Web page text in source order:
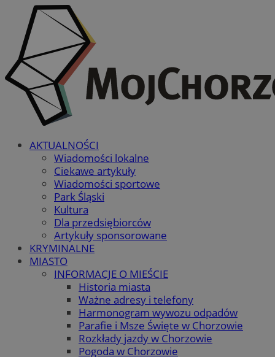
AKTUALNOŚCI
Wiadomości lokalne
Ciekawe artykuły
Wiadomości sportowe
Park Śląski
Kultura
Dla przedsiębiorców
Artykuły sponsorowane
KRYMINALNE
MIASTO
INFORMACJE O MIEŚCIE
Historia miasta
Ważne adresy i telefony
Harmonogram wywozu odpadów
Parafie i Msze Święte w Chorzowie
Rozkłady jazdy w Chorzowie
Pogoda w Chorzowie